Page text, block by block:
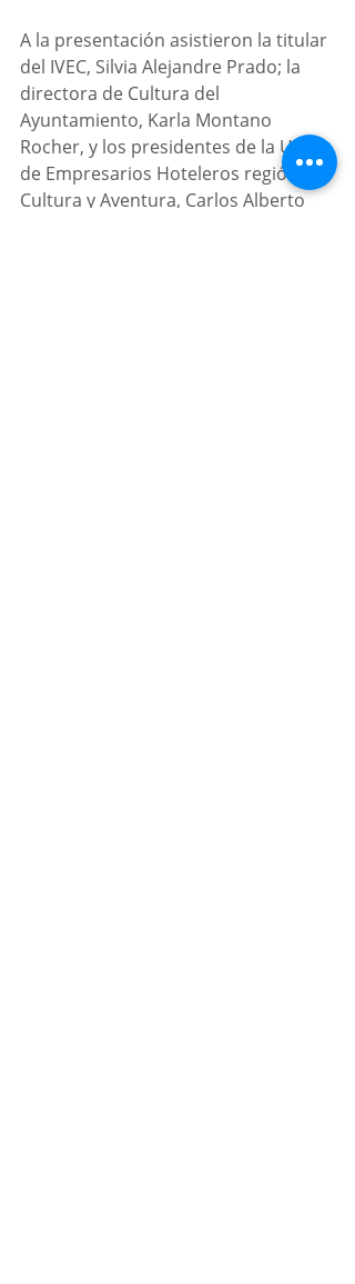
A la presentación asistieron la titular
del IVEC, Silvia Alejandre Prado; la
directora de Cultura del
Ayuntamiento, Karla Montano
Rocher, y los presidentes de la Unión
de Empresarios Hoteleros región
Cultura y Aventura, Carlos Alberto